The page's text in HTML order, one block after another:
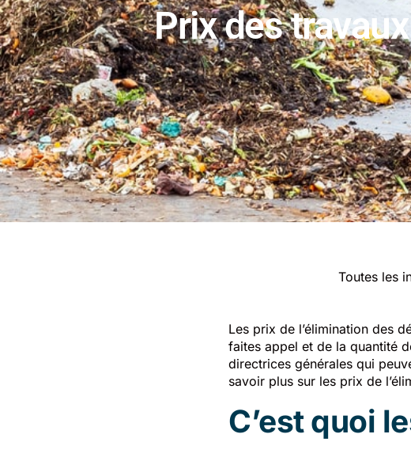
Prix des
Toutes les
Les prix de l’élimination des
faites appel et de la quantité
directrices générales qui
savoir plus sur les prix de
C’est quoi